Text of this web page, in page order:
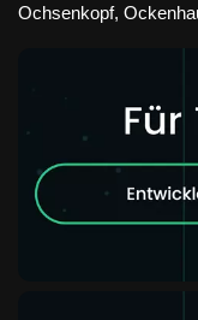
Ochsenkopf,